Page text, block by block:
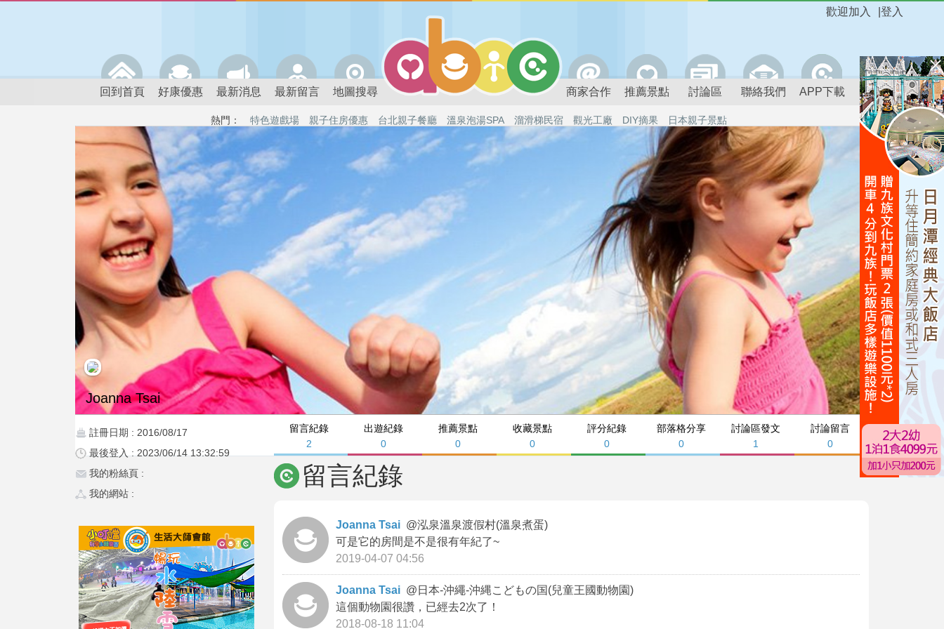
登入
歡迎加入
回到首頁 好康優惠 最新消息 最新留言 地圖搜尋 商家合作 推薦景點 討論區 聯絡我們 APP下載
熱門： 特色遊戲場 親子住房優惠 台北親子餐廳 溫泉泡湯SPA 溜滑梯民宿 觀光工廠 DIY摘果 日本親子景點
留言紀錄
2
出遊紀錄
0
推薦景點
0
收藏景點
0
評分紀錄
0
部落格分享
0
討論區發文
1
討論留言
0
Joanna Tsai
註冊日期 : 2016/08/17
最後登入 : 2023/06/14 13:32:59
我的粉絲頁 :
我的網站 :
留言紀錄
Joanna Tsai @泓泉溫泉渡假村(溫泉煮蛋)
可是它的房間是不是很有年紀了~
2019-04-07 04:56
Joanna Tsai @ 日本-沖繩-沖縄こどもの国(兒童王國動物園)
這個動物園很讚，已經去2次了！
2018-08-18 11:04